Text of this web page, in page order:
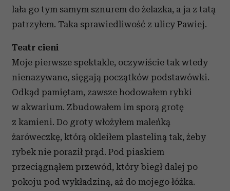
lała go tym samym sznurem do żelazka, a ja z tatą
patrzyłem. Taka sprawiedliwość z ulicy Pawiej.
Teatr cieni
Moje pierwsze spektakle, oczywiście tak wtedy
nienazywane, sięgają początków podstawówki.
Odkąd pamiętam, zawsze hodowałem rybki
w akwarium. Zbudowałem im sporą grotę
z kamieni. Do groty włożyłem maleńką
żaróweczkę, którą okleiłem plasteliną tak, żeby
rybek nie poraził prąd. Pod piaskiem
przeciągnąłem przewód, który biegł dalej po
pokoju pod wykładziną, aż do mojego łóżka.